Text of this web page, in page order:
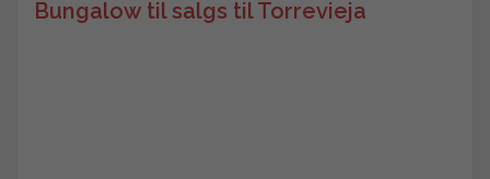
Bungalow til salgs til Torrevieja